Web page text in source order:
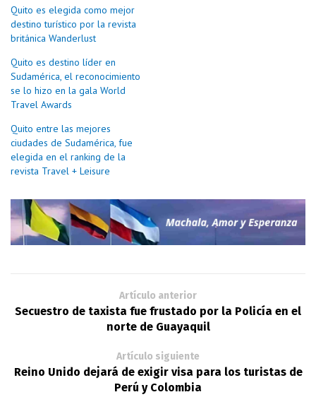
Quito es elegida como mejor
destino turístico por la revista
británica Wanderlust
Quito es destino líder en
Sudamérica, el reconocimiento
se lo hizo en la gala World
Travel Awards
Quito entre las mejores
ciudades de Sudamérica, fue
elegida en el ranking de la
revista Travel + Leisure
Artículo anterior
Secuestro de taxista fue frustado por la Policía en el
norte de Guayaquil
Artículo siguiente
Reino Unido dejará de exigir visa para los turistas de
Perú y Colombia